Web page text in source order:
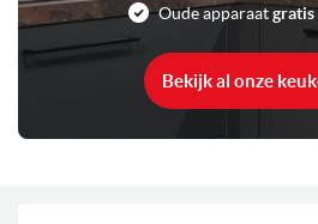
Oude apparaatgratis
Bekijk al onze